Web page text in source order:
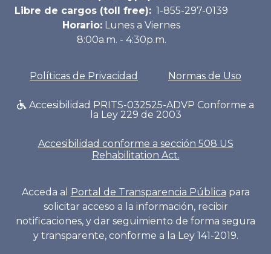
Libre de cargos (toll free): 1-855-297-0139
Horario: Lunes a Viernes
8:00a.m. - 4:30p.m.
Políticas de Privacidad Normas de Uso
Accesibilidad PRITS-032525-ADVP Conforme a
la Ley 229 de 2003
Accesibilidad conforme a sección 508 US
Rehabilitation Act.
Acceda al Portal de Transparencia Pública para
solicitar acceso a la información, recibir
notificaciones, y dar seguimiento de forma segura
y transparente, conforme a la Ley 141-2019.